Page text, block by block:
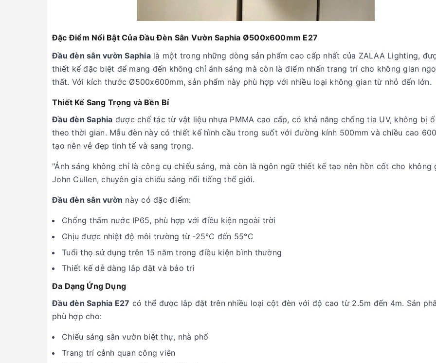
Đặc Điểm Nổi Bật Của Đầu Đèn Sân Vườn Saphia Ø500x600mm E27
Đầu đèn sân vườn Saphialà một trong những dòng sản phẩm cao cấp nhất của ZALAA Lighting,
thiết kế đặc biệt để mang đến không chỉ ánh sáng mà còn là điểm nhấn trang trí cho không gian
thất. Với kích thước Ø500x600mm, sản phẩm này phù hợp với nhiều loại không gian từ nhỏ đến lớn.
Thiết Kế Sang Trọng và Bền Bỉ
Đầu đèn Saphia được chế tác từ vật liệu nhựa PMMA cao cấp, có khả năng chống tia UV, không bị
theo thời gian. Mẫu đèn này có thiết kế hình cầu trong suốt với đường kính 500mm và chiều cao
tạo nên vẻ đẹp tinh tế và sang trọng.
"Ánh sáng không chỉ là công cụ chiếu sáng, mà còn là ngôn ngữ thiết kế tạo nên hồn cốt cho không
John Cullen, chuyên gia chiếu sáng nổi tiếng thế giới.
Đầu đèn sân vườn này có đặc điểm:
Chống thấm nước IP65, phù hợp với điều kiện ngoài trời
Chịu được nhiệt độ môi trường từ -25°C đến 55°C
Tuổi thọ sử dụng trên 15 năm trong điều kiện bình thường
Thiết kế dễ dàng lắp đặt và bảo trì
Đa Dạng Ứng Dụng
Đầu đèn Saphia E27 có thể được lắp đặt trên nhiều loại cột đèn với độ cao từ 2.5m đến 4m. Sản
phù hợp cho:
Chiếu sáng sân vườn biệt thự, nhà phố
Trang trí cảnh quan công viên